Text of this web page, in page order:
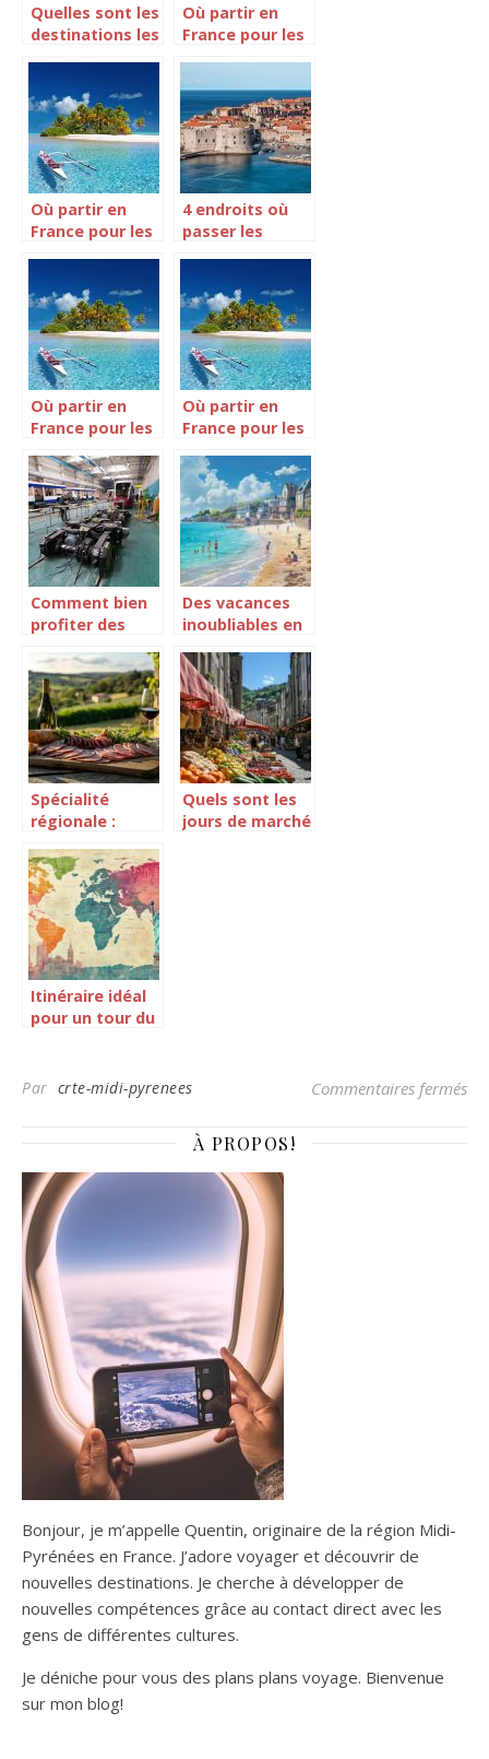
Quelles sont les
destinations les
l’etranger ?
Où partir en
France pour les
Où partir en
France pour les
4 endroits où
passer les
Où partir en
France pour les
?
Où partir en
France pour les
?
Comment bien
profiter des
l’Egypte?
Des vacances
inoubliables en
dans la Manche
: Découvrez les
meilleures idées
Spécialité
régionale :
Vendée : un
goût unique à
découvrir
Quels sont les
jours de marché
Itinéraire idéal
pour un tour du
planifier ses
escales selon
Par crte-midi-pyrenees Commentaires fermés
À PROPOS!
Bonjour, je m’appelle Quentin, originaire de la région Midi-
Pyrénées en France. J’adore voyager et découvrir de
nouvelles destinations. Je cherche à développer de
nouvelles compétences grâce au contact direct avec les
gens de différentes cultures.
Je déniche pour vous des plans plans voyage. Bienvenue
sur mon blog!